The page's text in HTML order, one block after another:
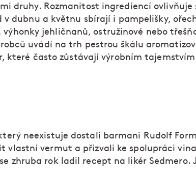
druhy. Rozmanitost ingrediencí ovlivňuje
dubnu a květnu sbírají i pampelišky,
výhonky jehličnanů, ostružinové nebo
uvádí na trh pestrou škálu
které často zůstávají výrobním
neexistuje dostali barmani Rudolf
vlastní vermut a přizvali ke spolupráci
zhruba rok ladil recept na likér Sedmero.